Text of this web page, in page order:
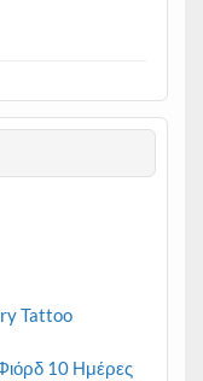
Tattoo
10 Ημέρες